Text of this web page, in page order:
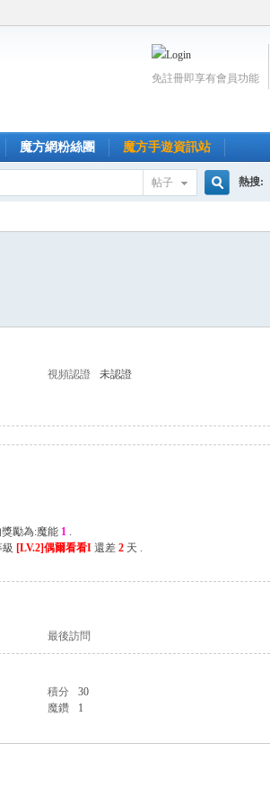
免註冊即享有會員功能
魔方網粉絲團 魔方手遊資訊站
帖子 熱搜:
視頻認證 未認證
勵為:魔能 1 .
級 [LV.2]偶爾看看I 還差 2 天 .
最後訪問
積分 30
魔鑽 1